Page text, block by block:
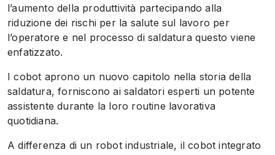
l’aumento della produttività partecipando alla
riduzione dei rischi per la salute sul lavoro per
l’operatore e nel processo di saldatura questo viene
enfatizzato.
I cobot aprono un nuovo capitolo nella storia della
saldatura, forniscono ai saldatori esperti un potente
assistente durante la loro routine lavorativa
quotidiana.
A differenza di un robot industriale, il cobot integrato